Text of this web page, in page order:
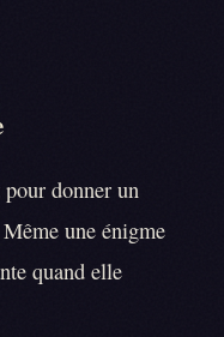
donner un
une énigme
quand elle